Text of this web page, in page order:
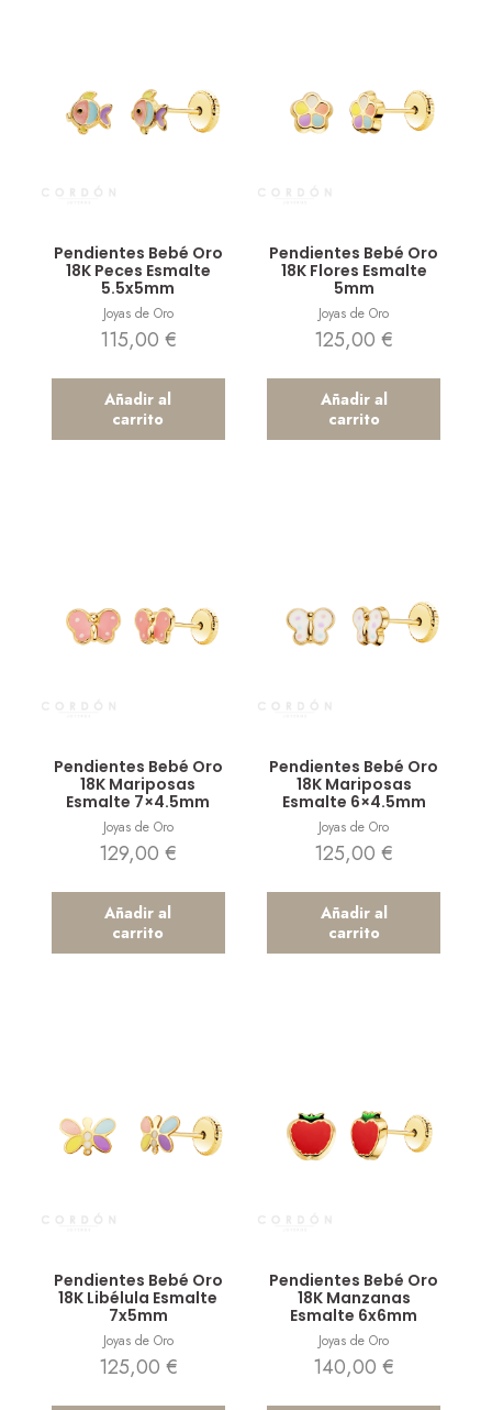
Pendientes Bebé Oro
18K Peces Esmalte
5.5x5mm
Joyas de Oro
115,00 €
Añadir al
carrito
Pendientes Bebé Oro
18K Flores Esmalte
5mm
Joyas de Oro
125,00€
Añadir al
carrito
Pendientes Bebé Oro
18K Mariposas
Esmalte 7×4.5mm
Joyas de Oro
129,00€
Añadir al
carrito
Pendientes Bebé Oro
18K Mariposas
Esmalte 6×4.5mm
Joyas de Oro
125,00€
Añadir al
carrito
Pendientes Bebé Oro
18K Libélula Esmalte
7x5mm
Joyas de Oro
125,00 €
Pendientes Bebé Oro
18K Manzanas
Esmalte 6x6mm
Joyas de Oro
140,00€